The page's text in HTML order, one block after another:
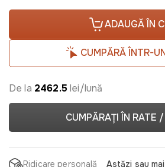
ADAUGĂ ÎN
CUMPĂRĂ ÎNTR-
De la 2462.5 lei/lună
CUMPĂRAȚI ÎN RATE
Ridicare personală
Astăzi sau